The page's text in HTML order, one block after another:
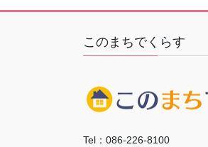
ペ
ー
送
り
このまちでくらす
Tel：086-226-8100